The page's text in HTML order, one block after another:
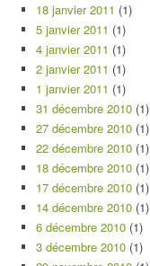
18 janvier 2011 (1)
5 janvier 2011 (1)
4 janvier 2011 (1)
2 janvier 2011 (1)
1 janvier 2011 (1)
31 décembre 2010 (1)
27 décembre 2010 (1)
22 décembre 2010 (1)
18 décembre 2010 (1)
17 décembre 2010 (1)
14 décembre 2010 (1)
6 décembre 2010 (1)
3 décembre 2010 (1)